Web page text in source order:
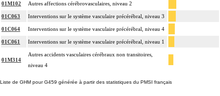
01M102 Autres affections cérébrovasculaires, niveau 2
01C063 Interventions sur le système vasculaire précérébral, niveau 3
01C064 Interventions sur le système vasculaire précérébral, niveau 4
01C061 Interventions sur le système vasculaire précérébral, niveau 1
01M314
Autres accidents vasculaires cérébraux non transitoires,
niveau 4
Liste de GHM pour G459 générée à partir des statistiques du PMSI français